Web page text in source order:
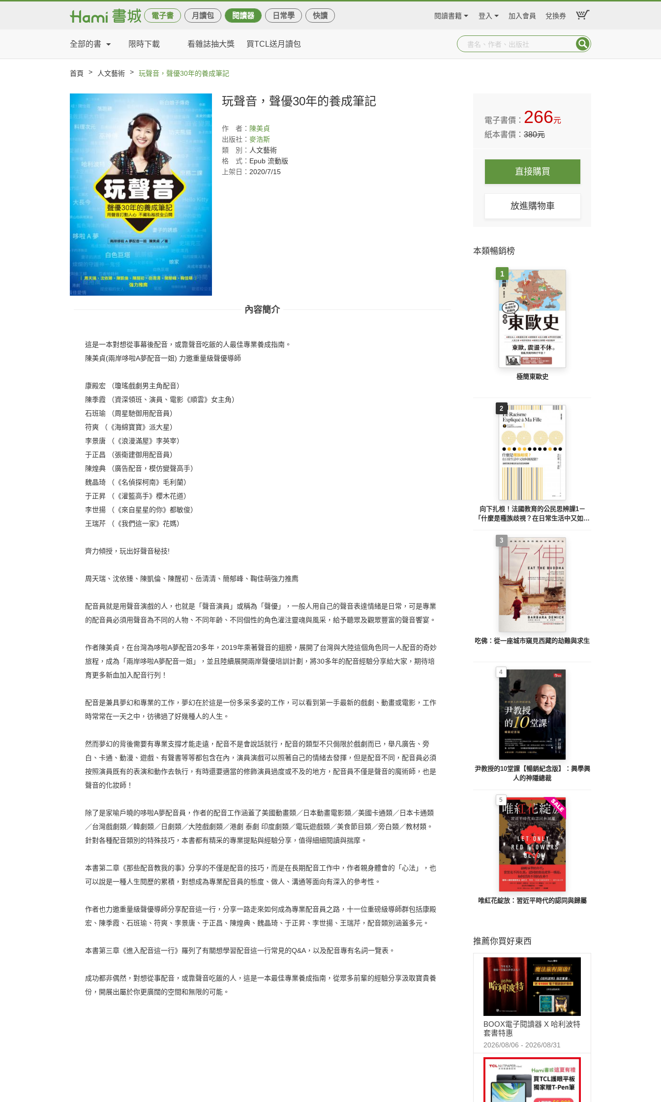
電子書 月讀包 閱讀器 日常學 快讀 閱讀書籍 登入 加入會員 兌換券
全部的書 限時下載 看雜誌抽大獎 買TCL送月讀包
首頁 > 人文藝術 > 玩聲音，聲優30年的養成筆記
玩聲音，聲優30年的養成筆記
作 者： 陳美貞
出版社： 麥浩斯
類
別： 人文藝術
格
式： Epub 流動版
上架日： 2020/7/15
內容簡介
這是一本對想從事幕後配音，或靠聲音吃飯的人最佳專業養成指南。
陳美貞(兩岸哆啦A夢配音一姐) 力邀重量級聲優導師
康殿宏 （瓊瑤戲劇男主角配音）
陳季霞 （資深領班、演員、電影《順雲》女主角）
石班瑜 （周星馳御用配音員）
符爽 （《海綿寶寶》派大星）
李景唐 （《浪漫滿屋》李英宰）
于正昌 （張衛建御用配音員）
陳煌典 （廣告配音，模仿變聲高手）
魏晶琦 （《名偵探柯南》毛利蘭）
于正昇 （《灌籃高手》櫻木花道）
李世揚 （《來自星星的你》都敏俊）
王瑞芹 （《我們這一家》花媽）
齊力傾授，玩出好聲音秘技!
周天瑞、沈依臻、陳凱倫、陳醒初、岳清清、簡郁峰、鞠佳萌強力推廌
配音員就是用聲音演戲的人，也就是「聲音演員」或稱為「聲優」，一般人用自己的聲音表達情緒是日常，可是專業
的配音員必須用聲音為不同的人物、不同年齡、不同個性的角色灌注靈魂與風采，給予聽眾及觀眾豐富的聲音饗宴。
作者陳美貞，在台灣為哆啦A夢配音20多年，2019年乘著聲音的翅膀，展開了台灣與大陸這個角色同一人配音的奇妙
旅程，成為「兩岸哆啦A夢配音一姐」，並且陸續展開兩岸聲優培訓計劃，將30多年的配音經驗分享給大家，期待培
育更多新血加入配音行列！
配音是兼具夢幻和專業的工作，夢幻在於這是一份多采多姿的工作，可以看到第一手最新的戲劇、動畫或電影，工作
時常常在一天之中，彷彿過了好幾種人的人生。
然而夢幻的背後需要有專業支撐才能走遠，配音不是會說話就行，配音的類型不只侷限於戲劇而已，舉凡廣告、旁
白、卡通、動漫、遊戲、有聲書等等都包含在內，演員演戲可以照著自己的情緒去發揮，但是配音不同，配音員必須
按照演員既有的表演和動作去執行，有時還要適當的修飾演員過度或不及的地方，配音員不僅是聲音的魔術師，也是
聲音的化妝師！
除了是家喻戶曉的哆啦A夢配音員，作者的配音工作涵蓋了美國動畫類／日本動畫電影類／美國卡通類／日本卡通類
／台灣戲劇類／韓劇類／日劇類／大陸戲劇類／港劇 泰劇 印度劇類／電玩遊戲類／美食節目類／旁白類／教材類。
針對各種配音類別的特殊技巧，本書都有精采的專業提點與經驗分享，值得細細閱讀與揣摩。
本書第二章《那些配音教我的事》分享的不僅是配音的技巧，而是在長期配音工作中，作者親身體會的「心法」，也
可以說是一種人生閱歷的累積，對想成為專業配音員的態度、做人、溝通等面向有深入的參考性。
作者也力邀重量級聲優導師分享配音這一行，分享一路走來如何成為專業配音員之路，十一位重磅級導師群包括康殿
宏、陳季霞、石班瑜、符爽、李景唐、于正昌、陳煌典、魏晶琦、于正昇、李世揚、王瑞芹，配音類別涵蓋多元。
本書第三章《進入配音這一行》羅列了有關想學習配音這一行常見的Q&A，以及配音專有名詞一覽表。
成功都非偶然，對想從事配音，或靠聲音吃飯的人，這是一本最佳專業養成指南，從眾多前輩的經驗分享汲取寶貴養
份，開展出屬於你更廣闊的空間和無限的可能。
電子書價： 266元
紙本書價：380元
直接購買
放進購物車
本類暢銷榜
1
極簡東歐史
2
向下扎根！法國教育的公民思辨課1－
「什麼是種族歧視？在日常生活中又如何
與誤解
3
吃佛：從一座城市窺見西藏的劫難與求生
4
尹教授的10堂課【暢銷紀念版】：興學興
人的神隱總裁
5
唯紅花綻放：習近平時代的認同與歸屬
推薦你買好東西
BOOX電子閱讀器 X 哈利波特
套書特惠
2026/08/06 - 2026/08/31